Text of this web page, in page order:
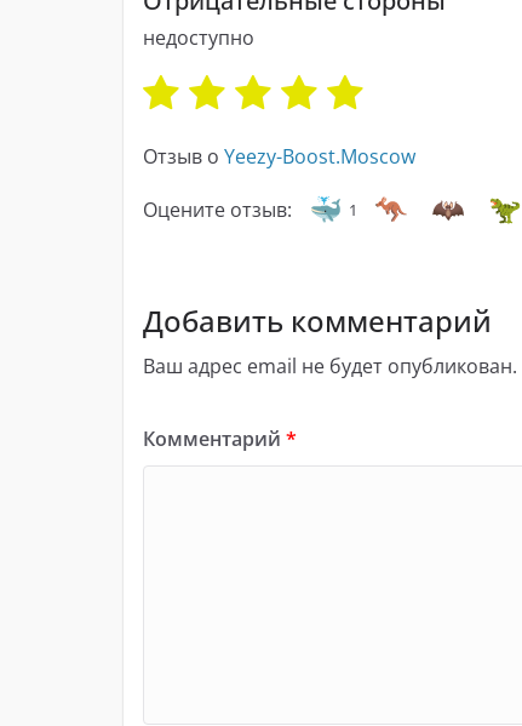
недоступно
Отзыв о Yeezy-Boost.Moscow
Оцените отзыв:
1
Добавить комментарий
Ваш адрес email не будет опубликован.
Комментарий *